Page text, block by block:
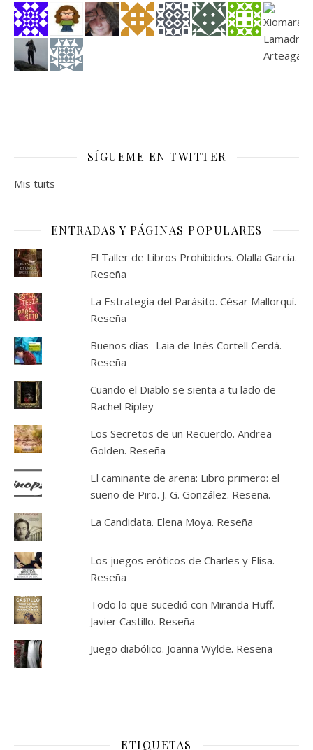
SÍGUEME EN TWITTER
Mis tuits
ENTRADAS Y PÁGINAS POPULARES
El Taller de Libros Prohibidos. Olalla García.
Reseña
La Estrategia del Parásito. César Mallorquí.
Reseña
Buenos días- Laia de Inés Cortell Cerdá.
Reseña
Cuando el Diablo se sienta a tu lado de
Rachel Ripley
Los Secretos de un Recuerdo. Andrea
Golden. Reseña
El caminante de arena: Libro primero: el
sueño de Piro. J. G. González. Reseña.
La Candidata. Elena Moya. Reseña
Los juegos eróticos de Charles y Elisa.
Reseña
Todo lo que sucedió con Miranda Huff.
Javier Castillo. Reseña
Juego diabólico. Joanna Wylde. Reseña
ETIQUETAS